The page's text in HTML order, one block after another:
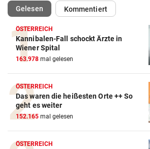
Gelesen(ausgewählt)Kommentiert
ÖSTERREICH
Kannibalen-Fall schockt Ärzte in
Wiener Spital
163.978 mal gelesen
ÖSTERREICH
Das waren die heißesten Orte ++ So
geht es weiter
152.165 mal gelesen
ÖSTERREICH
Action-Cam Vergleich
ZUM VERGLEICH
Crosstrainer Vergleich
ZUM VERGLEICH
E-Bike Vergleich
ZUM VERGLEICH